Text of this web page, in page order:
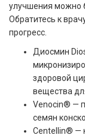
улучшения можно
Обратитесь к
прогресс.
Диосмин
здоровой
вещества
Venocin® —
семян
Centellin® —